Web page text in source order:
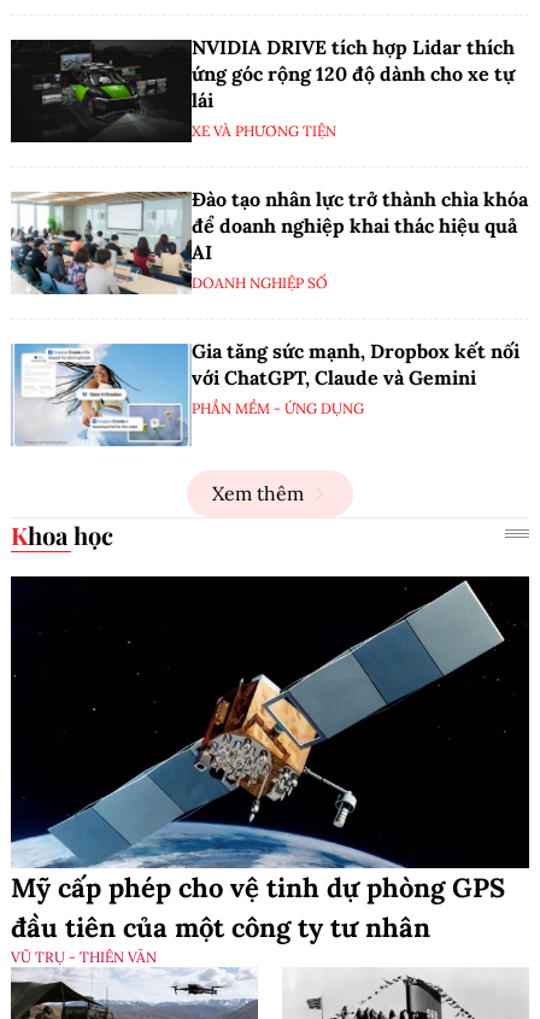
NVIDIA DRIVE tích hợp Lidar thích
ứng góc rộng 120 độ dành cho xe tự
lái
XE VÀ PHƯƠNG TIỆN
Đào tạo nhân lực trở thành chìa khóa
để doanh nghiệp khai thác hiệu quả
AI
DOANH NGHIỆP SỐ
Gia tăng sức mạnh, Dropbox kết nối
với ChatGPT, Claude và Gemini
PHẦN MỀM - ỨNG DỤNG
Xem thêm
Khoa học
Mỹ cấp phép cho vệ tinh dự phòng GPS
đầu tiên của một công ty tư nhân
VŨ TRỤ - THIÊN VĂN